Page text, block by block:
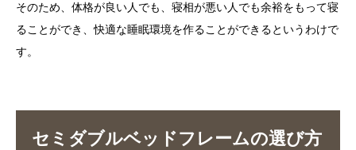
そのため、体格が良い人でも、寝相が悪い人でも余裕をもって寝
ることができ、快適な睡眠環境を作ることができるというわけで
す。
セミダブルベッドフレームの選び方